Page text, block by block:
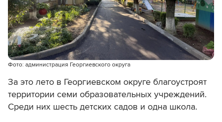
Фото: администрация Георгиевского округа
За это лето в Георгиевском округе благоустроят
территории семи образовательных учреждений.
Среди них шесть детских садов и одна школа.